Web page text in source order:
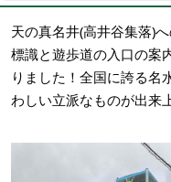
天の真名井(高井谷集落)
標識と遊歩道の入口の案
りました！全国に誇る名
わしい立派なものが出来